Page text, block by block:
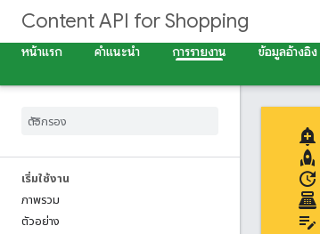
Content API for Shopping
หน้าแรก คำแนะนำ การรายงาน ข้อมูลอ้างอิง
เริ่มใช้งาน
ภาพรวม
ตัวอย่าง
add_alert
rocket
update
point_of_sale
edit_note